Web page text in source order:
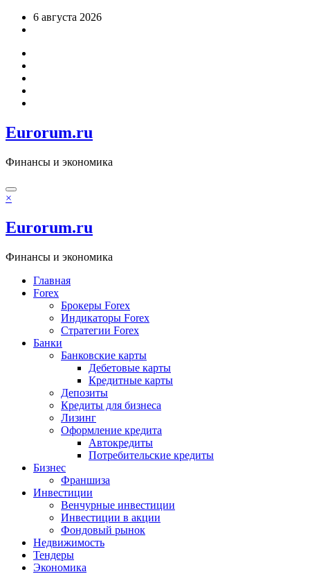
Перейти6 августа 2026
Eurorum.ru
Финансы и экономика
×
Eurorum.ru
Финансы и экономика
Главная
Forex
Брокеры Forex
Индикаторы Forex
Стратегии Forex
Банки
Банковские карты
Дебетовые карты
Кредитные карты
Депозиты
Кредиты для бизнеса
Лизинг
Оформление кредита
Автокредиты
Потребительские кредиты
Бизнес
Франшиза
Инвестиции
Венчурные инвестиции
Инвестиции в акции
Фондовый рынок
Недвижимость
Тендеры
Экономика